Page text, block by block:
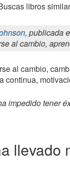
libros
, publicada
al cambio,
al cambio,
continua,
impedido tener
llevado